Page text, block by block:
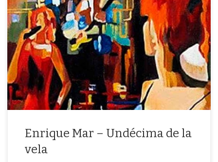
“Que no se aburra la vela en esta noche de jueves que debe ser
jarana para almas saliendo a volar«
Enrique Mar – Undécima de la
vela